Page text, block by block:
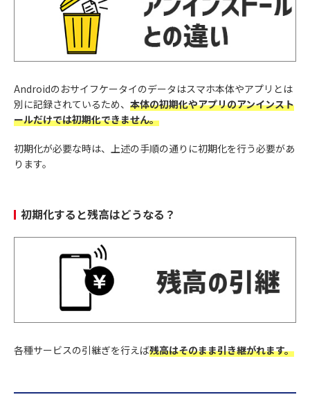
Androidのおサイフケータイのデータはスマホ本体やアプリとは
別に記録されているため、 本体の初期化やアプリのアンインスト
ールだけでは初期化できません。
初期化が必要な時は、上述の手順の通りに初期化を行う必要があ
ります。
初期化すると残高はどうなる？
各種サービスの引継ぎを行えば残高はそのまま引き継がれます。